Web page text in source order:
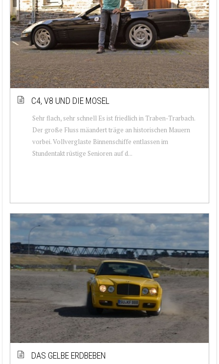
C4, V8 UND DIE MOSEL
Sehr flach, sehr schnell Es ist friedlich in Traben-Trarbach.
Der große Fluss mäandert träge an historischen Mauern
vorbei. Vollverglaste Binnenschiffe entlassen im
Stundentakt rüstige Senioren auf d...
DAS GELBE ERDBEBEN